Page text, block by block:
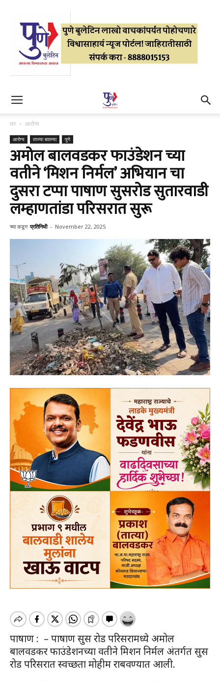
घर आरोग्य
आरोग्य ताज्या बातम्या पुणे
अमोल बालवडकर फाउंडेशन च्या
वतीने ‘मिशन निर्मल’ अभियान चा
दुसरा टप्पा पाषाण सुसरोड सुतारवाडी
लम्हाणतांडा परिसरात सुरू
च्या कडून प्रतिनिधी - November 22, 2025
पाषाण : – पाषाण सुस रोड परिसरामध्ये अमोल
बालवडकर फाउंडेशनच्या वतीने मिशन निर्मल अंतर्गत सुस
रोड परिसरात स्वच्छता मोहीम राबवण्यात आली.